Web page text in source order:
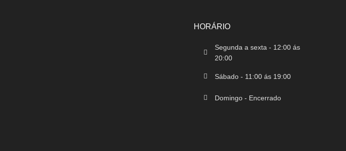
HORÁRIO
Segunda a sexta - 12:00 ás
20:00
Sábado - 11:00 ás 19:00
Domingo - Encerrado